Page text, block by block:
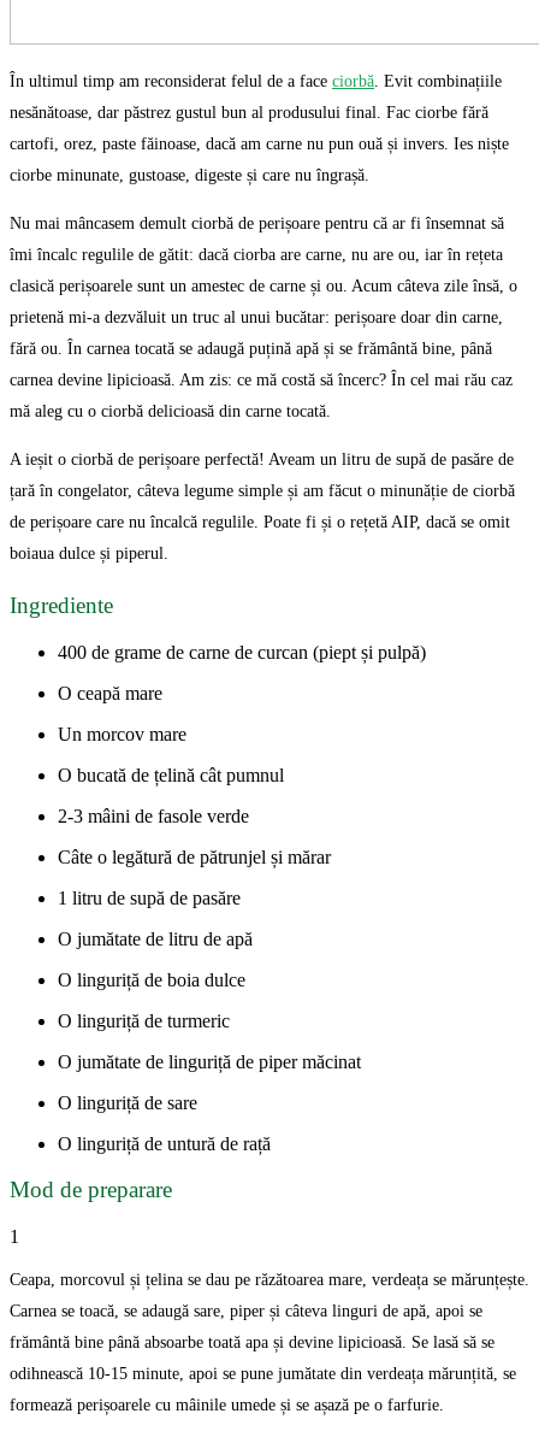
În ultimul timp am reconsiderat felul de a face ciorbă. Evit combinațiile
nesănătoase, dar păstrez gustul bun al produsului final. Fac ciorbe fără
cartofi, orez, paste făinoase, dacă am carne nu pun ouă și invers. Ies niște
ciorbe minunate, gustoase, digeste și care nu îngrașă.
Nu mai mâncasem demult ciorbă de perișoare pentru că ar fi însemnat să
îmi încalc regulile de gătit: dacă ciorba are carne, nu are ou, iar în rețeta
clasică perișoarele sunt un amestec de carne și ou. Acum câteva zile însă, o
prietenă mi-a dezvăluit un truc al unui bucătar: perișoare doar din carne,
fără ou. În carnea tocată se adaugă puțină apă și se frământă bine, până
carnea devine lipicioasă. Am zis: ce mă costă să încerc? În cel mai rău caz
mă aleg cu o ciorbă delicioasă din carne tocată.
A ieșit o ciorbă de perișoare perfectă! Aveam un litru de supă de pasăre de
țară în congelator, câteva legume simple și am făcut o minunăție de ciorbă
de perișoare care nu încalcă regulile. Poate fi și o rețetă AIP, dacă se omit
boiaua dulce și piperul.
Ingrediente
400 de grame de carne de curcan (piept și pulpă)
O ceapă mare
Un morcov mare
O bucată de țelină cât pumnul
2-3 mâini de fasole verde
Câte o legătură de pătrunjel și mărar
1 litru de supă de pasăre
O jumătate de litru de apă
O linguriță de boia dulce
O linguriță de turmeric
O jumătate de linguriță de piper măcinat
O linguriță de sare
O linguriță de untură de rață
Mod de preparare
1
Ceapa, morcovul și țelina se dau pe răzătoarea mare, verdeața se mărunțește.
Carnea se toacă, se adaugă sare, piper și câteva linguri de apă, apoi se
frământă bine până absoarbe toată apa și devine lipicioasă. Se lasă să se
odihnească 10-15 minute, apoi se pune jumătate din verdeața mărunțită, se
formează perișoarele cu mâinile umede și se așază pe o farfurie.